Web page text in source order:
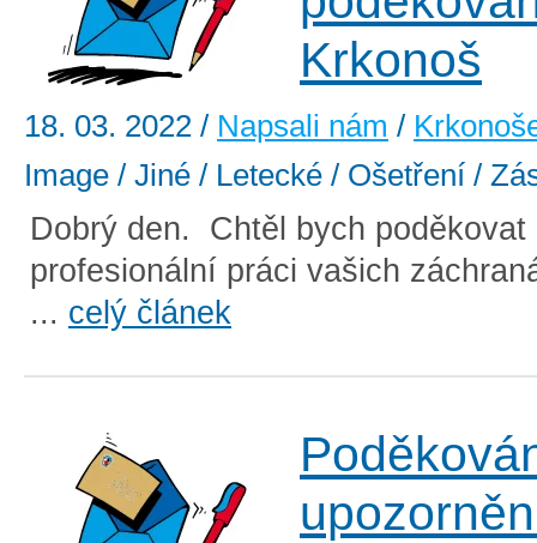
Krkonoš
18. 03. 2022 / Napsali nám /
Image / Jiné / Letecké / Ošetření /
Dobrý den. Chtěl bych poděkovat
profesionální práci vašich
... celý článek